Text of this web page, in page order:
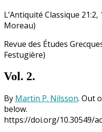
L’Antiquité Classique 21:2,
Moreau)
Revue des Études
Festugière)
Vol. 2.
By Martin P. Nilsson. Out
below.
https://doi.org/10.30549/